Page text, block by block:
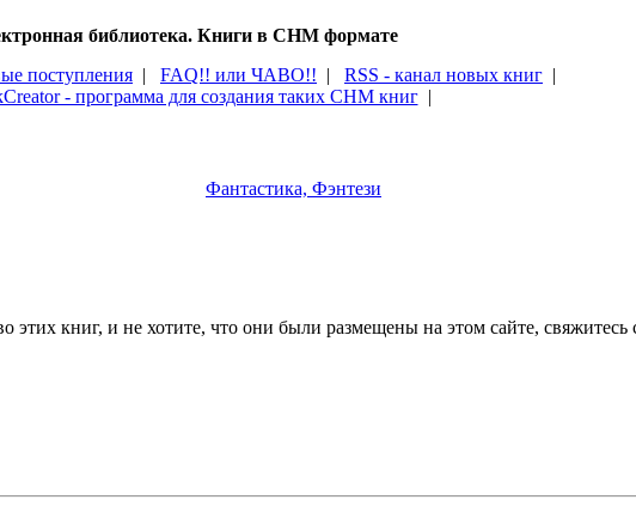
библиотека. Книги в CHM формате
поступления | FAQ!! или ЧАВО!! | RSS - канал новых книг |
- программа для создания таких CHM книг|
Фантастика, Фэнтези
этих книг, и не хотите, что они были размещены на этом сайте,